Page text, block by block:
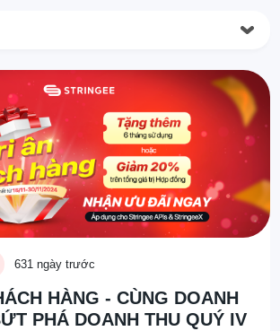
HÀNG - CÙNG DOANH
PHÁ DOANH THU QUÝ IV
631 ngày trước